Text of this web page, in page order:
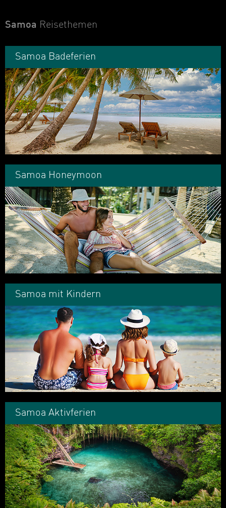
Samoa Reisethemen
Samoa Badeferien
Samoa Honeymoon
Samoa mit Kindern
Samoa Aktivferien